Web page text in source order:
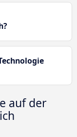
auf der